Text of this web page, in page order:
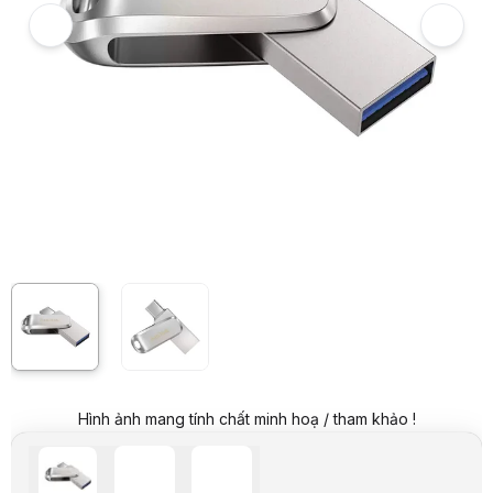
Giá mua trả góp (6 tháng):
1.041.500 VND / tháng
Trả góp qua thẻ VISA (12 tháng):
520.750 VND / tháng
Giá đã bao gồm VAT
Mã sản phẩm:USSD0070
Sandisk
Model
SDDDC4-1T00-G46
Chất liệu
Kim loại
Dung lượng
Chuẩn kết nối
USB Type-C, USB Type-A
Bảo hành
Mô tả sản phẩm
Tốc độ cực nhanh
Hình ảnh mang tính chất minh hoạ / tham khảo !